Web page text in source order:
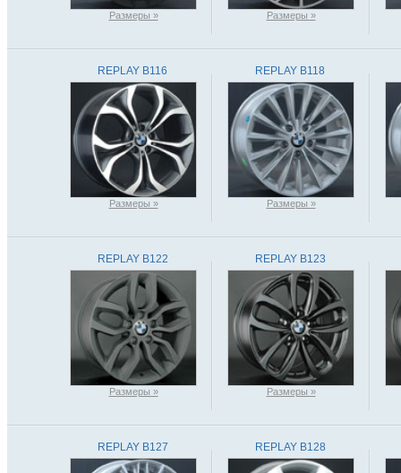
Размеры » Размеры »
REPLAY B116
Размеры »
REPLAY B118
Размеры »
REPLAY B122
Размеры »
REPLAY B123
Размеры »
REPLAY B127 REPLAY B128